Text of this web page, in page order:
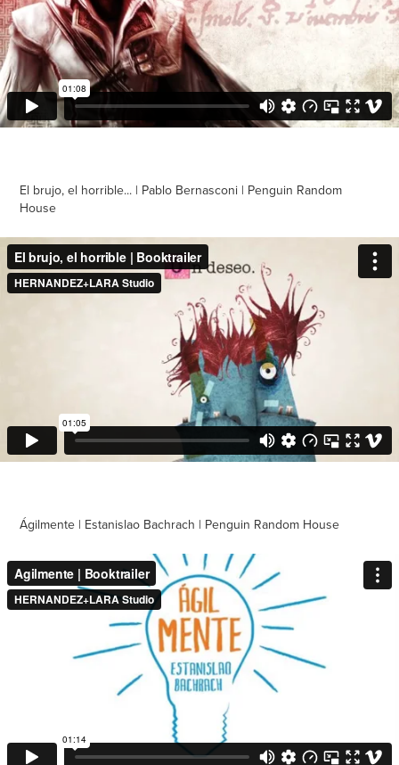
El brujo, el horrible... | Pablo Bernasconi | Penguin Random
House
Ágilmente | Estanislao Bachrach | Penguin Random House